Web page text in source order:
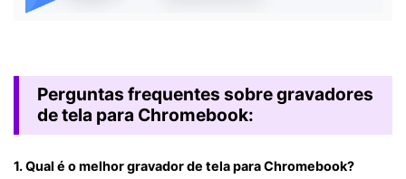
Perguntas frequentes sobre gravadores
de tela para Chromebook:
1. Qual é o melhor gravador de tela para Chromebook?